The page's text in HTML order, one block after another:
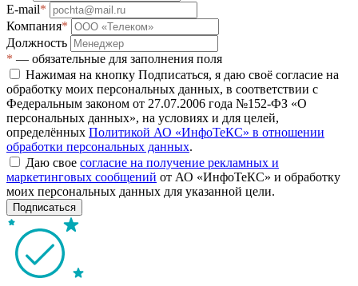
E-mail*
Компания*
Должность
* — обязательные для заполнения поля
Нажимая на кнопку Подписаться, я даю своё согласие на
обработку моих персональных данных, в соответствии с
Федеральным законом от 27.07.2006 года №152-ФЗ «О
персональных данных», на условиях и для целей,
определённых Политикой АО «ИнфоТеКС» в отношении
обработки персональных данных.
Даю свое согласие на получение рекламных и
маркетинговых сообщений от АО «ИнфоТеКС» и обработку
моих персональных данных для указанной цели.
Подписаться